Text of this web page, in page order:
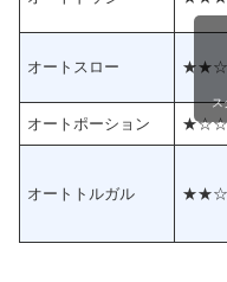
オートスロー ★★☆
オートポーション
オートトルガル ★★☆
ス